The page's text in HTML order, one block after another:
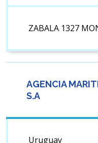
ZABALA 1327
AGENCIA
S.A
Uruguay